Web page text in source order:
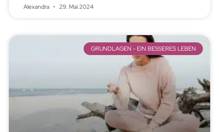
Alexandra 29. Mai 2024
GRUNDLAGEN - EIN BESSERES LEBEN